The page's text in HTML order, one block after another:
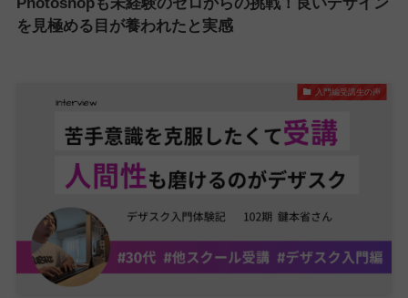
Photoshopも未経験のゼロからの挑戦！良いデザイン
を見極める目が養われたと実感
入門編受講生の声